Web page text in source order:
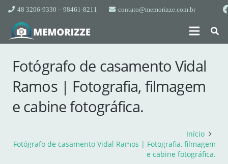
48 3206-9330 – 98461-8211 contato@memorizze.com.br
Fotógrafo de casamento Vidal
Ramos | Fotografia, filmagem
e cabine fotográfica.
Início
Fotógrafo de casamento Vidal Ramos | Fotografia, filmagem
e cabine fotográfica.